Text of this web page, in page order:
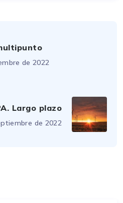
de 2022
Largo plazo
de 2022